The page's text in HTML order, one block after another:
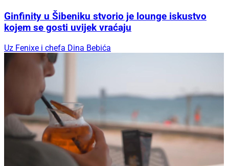
Ginfinity u Šibeniku stvorio je lounge iskustvo
kojem se gosti uvijek vraćaju
Uz Fenixe i chefa Dina Bebića